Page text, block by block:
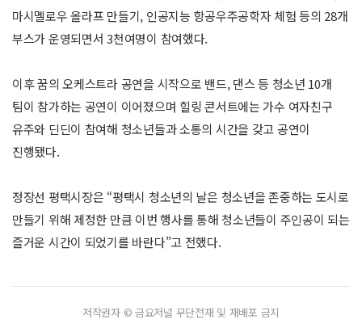
마시멜로우 올라프 만들기, 인공지능 항공우주공학자 체험 등의 28개
부스가 운영되면서 3천여명이 참여했다.
이후 꿈의 오케스트라 공연을 시작으로 밴드, 댄스 등 청소년 10개
팀이 참가하는 공연이 이어졌으며 힐링 콘서트에는 가수 여자친구
유주와 딘딘이 참여해 청소년들과 소통의 시간을 갖고 공연이
진행됐다.
정장선 평택시장은 “평택시 청소년의 날은 청소년을 존중하는 도시로
만들기 위해 제정한 만큼 이번 행사를 통해 청소년들이 주인공이 되는
즐거운 시간이 되었기를 바란다”고 전했다.
저작권자 © 금요저널 무단전재 및 재배포 금지